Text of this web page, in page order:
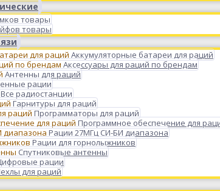
товары
товары
Аккумуляторные батареи для раций
Аксессуары для раций по брендам
Антенны для раций
рации
Все радиостанции
Гарнитуры для раций
Программаторы для раций
Программное обеспечение для
Рации 27МГц СИ-БИ диапазона
Рации для горнолыжников
Спутниковые антенны
рации
для раций